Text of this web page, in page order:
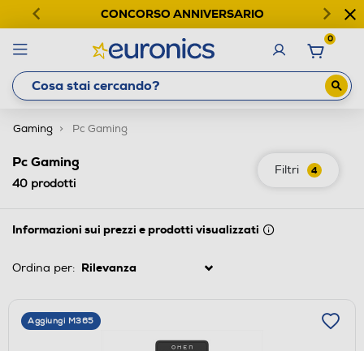
CONCORSO ANNIVERSARIO
0
Gaming Pc Gaming
Filtri 4
Pc Gaming
40 prodotti
Informazioni sui prezzi e prodotti visualizzati
Ordina per:
Aggiungi M365